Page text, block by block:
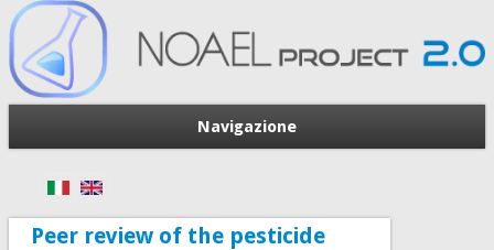
Navigazione
Peer review of the pesticide